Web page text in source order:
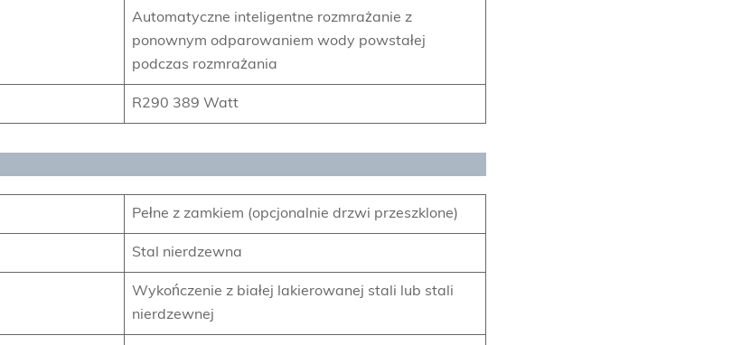
Automatyczne inteligentne rozmrażanie z
ponownym odparowaniem wody powstałej
podczas rozmrażania
R290 389 Watt
Pełne z zamkiem (opcjonalnie drzwi przeszklone)
Stal nierdzewna
Wykończenie z białej lakierowanej stali lub stali
nierdzewnej